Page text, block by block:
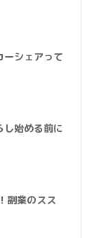
ーシェアって
し始める前に
副業のスス